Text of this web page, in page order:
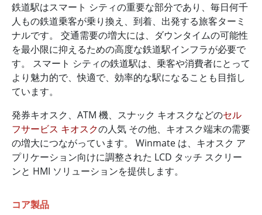
鉄道駅はスマート シティの重要な部分であり、毎日何千
人もの鉄道乗客が乗り換え、到着、出発する旅客ターミ
ナルです。 交通需要の増大には、ダウンタイムの可能性
を最小限に抑えるための高度な鉄道駅インフラが必要で
す。 スマート シティの鉄道駅は、乗客や消費者にとって
より魅力的で、快適で、効率的な駅になることも目指し
ています。
発券キオスク、ATM 機、スナック キオスクなどのセル
フサービス キオスクの人気 その他、キオスク端末の需要
の増大につながっています。 Winmate は、キオスク ア
プリケーション向けに調整された LCD タッチ スクリー
ンと HMI ソリューションを提供します。
コア製品